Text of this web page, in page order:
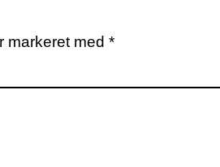
markeret med *